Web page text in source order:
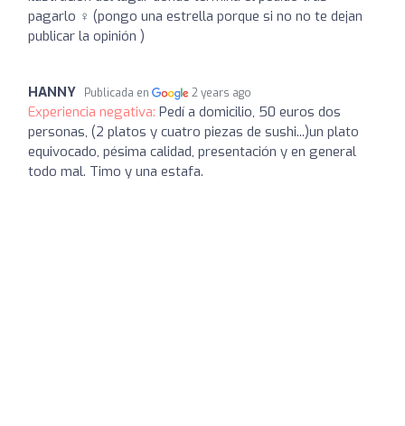
pagarlo ‍♀️ (pongo una estrella porque si no no te dejan
publicar la opinión )
HANNY Publicada en 2 years ago
Experiencia negativa: Pedí a domicilio, 50 euros dos
personas, (2 platos y cuatro piezas de sushi...)un plato
equivocado, pésima calidad, presentación y en general
todo mal. Timo y una estafa.